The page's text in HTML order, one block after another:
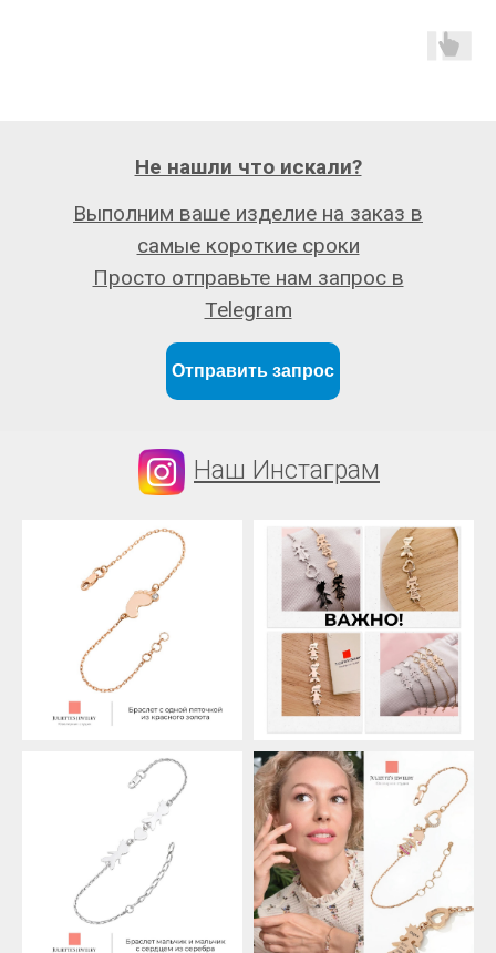
Отправить запрос
Выполним ваше изделие на заказ в
самые короткие сроки
Просто отправьте нам запрос в
Telegram
Не нашли что искали?
Наш Инстаграм